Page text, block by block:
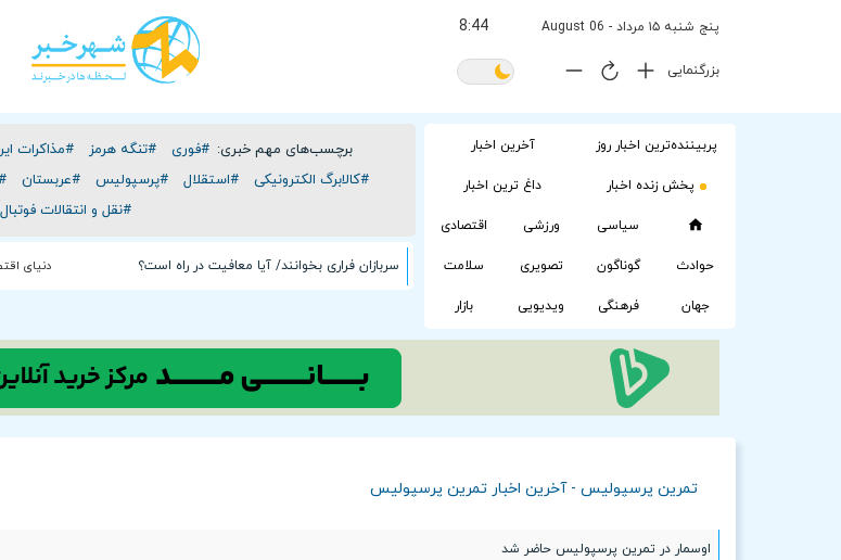
پنج شنبه ۱۵ مرداد - 06 August 8.44
بزرگنمایی
پربیننده‌ترین اخبار روز آخرین اخبار
پخش زنده اخبار داغ ترین اخبار
سیاسی ورزشی اقتصادی
حوادث گوناگون تصویری سلامت
جهان فرهنگی ویدیویی بازار
برچسب‌های مهم خبری: #فوری #تنگه هرمز #مذاکرات
#کالابرگ الکترونیکی
#استقلال #پرسپولیس #عربستان
#نقل و انتقالات فوتبال
دنیای سربازان فراری بخوانند/ آیا معافیت در راه است؟
تمرین پرسپولیس - آخرین اخبار تمرین پرسپولیس
اوسمار در تمرین پرسپولیس حاضر شد